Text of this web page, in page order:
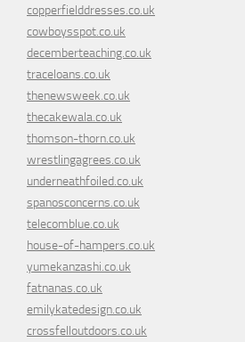
copperfielddresses.co.uk
cowboysspot.co.uk
decemberteaching.co.uk
traceloans.co.uk
thenewsweek.co.uk
thecakewala.co.uk
thomson-thorn.co.uk
wrestlingagrees.co.uk
underneathfoiled.co.uk
spanosconcerns.co.uk
telecomblue.co.uk
house-of-hampers.co.uk
yumekanzashi.co.uk
fatnanas.co.uk
emilykatedesign.co.uk
crossfelloutdoors.co.uk